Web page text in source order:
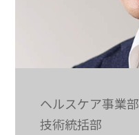
ヘルスケア事業部
技術統括部